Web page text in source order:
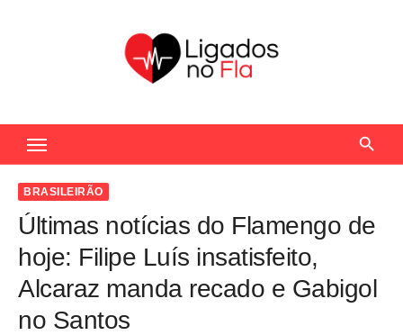
c
BRASILEIRÃO
Últimas notícias do Flamengo de
hoje: Filipe Luís insatisfeito,
Alcaraz manda recado e Gabigol
no Santos